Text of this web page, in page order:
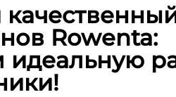
Rowenta:
идеальную